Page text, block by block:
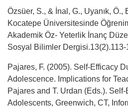
Özsüer, S., & İnal, G., Uyanık, Ö.,
Kocatepe Üniversitesinde
Akademik Öz- Yeterlik İnanç
Sosyal Bilimler Dergisi.13(2).113-
Pajares, F. (2005). Self-Efficacy
Adolescence. Implications for
Pajares and T. Urdan (Eds.).
Adolescents, Greenwich, CT,